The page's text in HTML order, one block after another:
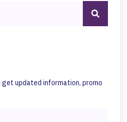
updated information, promo